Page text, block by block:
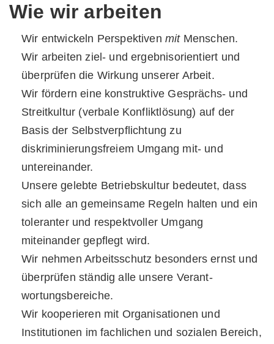
Wie wir arbeiten
Wir entwickeln PerspektivenmitMenschen.
Wir arbeiten ziel- und ergebnisorientiert und
überprüfen die Wirkung unserer Arbeit.
Wir fördern eine konstruktive Gesprächs- und
Streitkultur (verbale Konfliktlösung) auf der
Basis der Selbstverpflichtung zu
diskriminierungsfreiem Umgang mit- und
untereinander.
Unsere gelebte Betriebskultur bedeutet, dass
sich alle an gemeinsame Regeln halten und ein
toleranter und respektvoller Umgang
miteinander gepflegt wird.
Wir nehmen Arbeitsschutz besonders ernst und
überprüfen ständig alle unsere Verant­
wortungsbereiche.
Wir kooperieren mit Organisationen und
Institutionen im fachlichen und sozialen Bereich,